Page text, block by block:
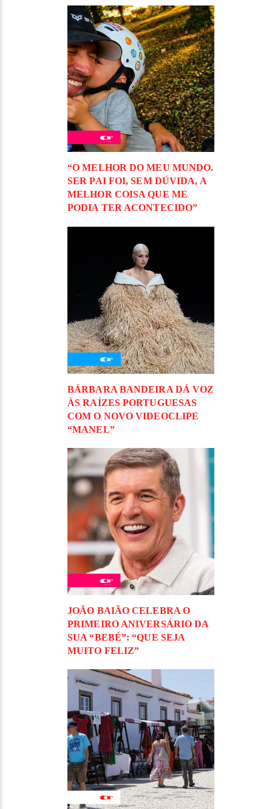
“O MELHOR DO MEU MUNDO.
SER PAI FOI, SEM DÚVIDA, A
MELHOR COISA QUE ME
PODIA TER ACONTECIDO”
BÁRBARA BANDEIRA DÁ VOZ
ÀS RAÍZES PORTUGUESAS
COM O NOVO VIDEOCLIPE
“MANEL”
JOÃO BAIÃO CELEBRA O
PRIMEIRO ANIVERSÁRIO DA
SUA “BEBÉ”: “QUE SEJA
MUITO FELIZ”